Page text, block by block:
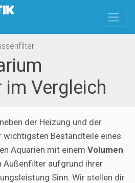
Vergleich
der Heizung und der
wichtigsten Bestandteile eines
Aquarien mit einem Volumen
Außenfilter aufgrund ihrer
Sinn. Wir stellen dir